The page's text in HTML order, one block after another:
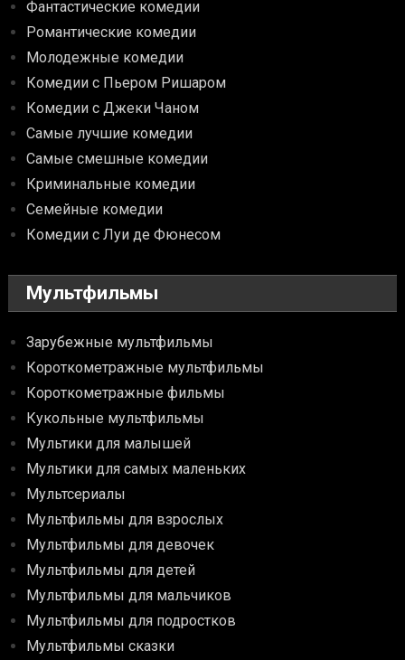
Фантастические комедии
Романтические комедии
Молодежные комедии
Комедии с Пьером Ришаром
Комедии с Джеки Чаном
Самые лучшие комедии
Самые смешные комедии
Криминальные комедии
Семейные комедии
Комедии с Луи де Фюнесом
Мультфильмы
Зарубежные мультфильмы
Короткометражные мультфильмы
Короткометражные фильмы
Кукольные мультфильмы
Мультики для малышей
Мультики для самых маленьких
Мультсериалы
Мультфильмы для взрослых
Мультфильмы для девочек
Мультфильмы для детей
Мультфильмы для мальчиков
Мультфильмы для подростков
Мультфильмы сказки